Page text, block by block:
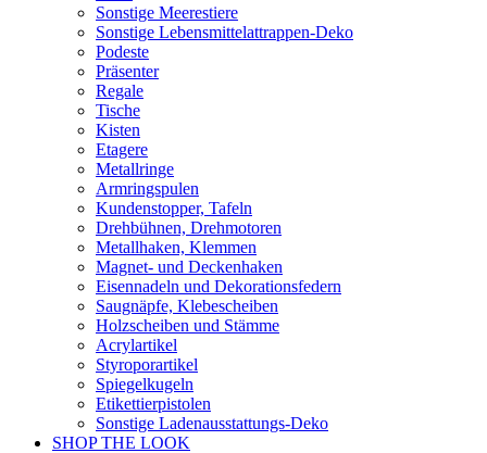
Sonstige Meerestiere
Sonstige Lebensmittelattrappen-Deko
Podeste
Präsenter
Regale
Tische
Kisten
Etagere
Metallringe
Armringspulen
Kundenstopper, Tafeln
Drehbühnen, Drehmotoren
Metallhaken, Klemmen
Magnet- und Deckenhaken
Eisennadeln und Dekorationsfedern
Saugnäpfe, Klebescheiben
Holzscheiben und Stämme
Acrylartikel
Styroporartikel
Spiegelkugeln
Etikettierpistolen
Sonstige Ladenausstattungs-Deko
SHOP THE LOOK